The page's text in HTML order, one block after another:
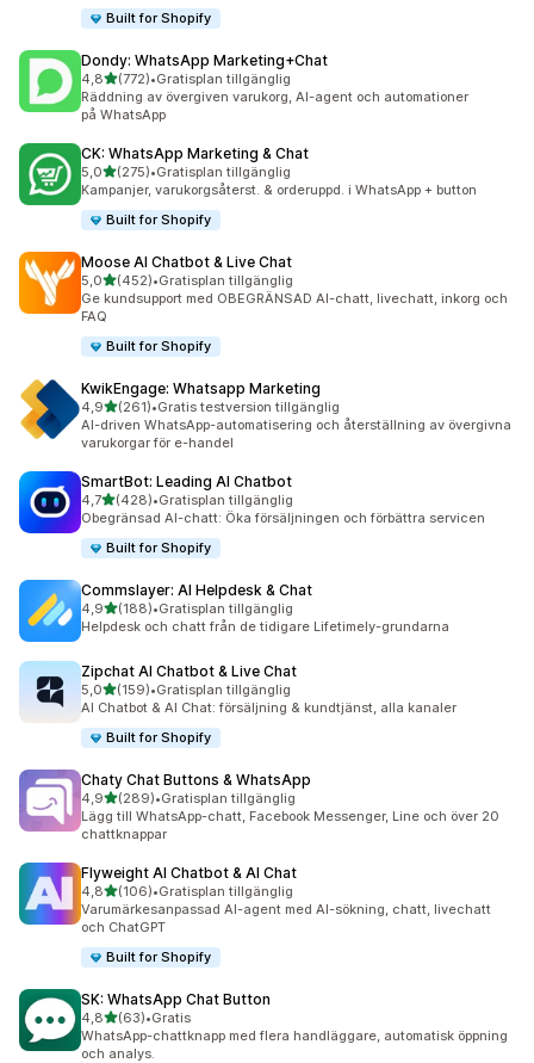
Built for Shopify
Dondy: WhatsApp Marketing+Chat
4,8av 5 stjärnor
(772)
772 recensioner totalt
•Gratisplan tillgänglig
Räddning av övergiven varukorg, AI-agent och automationer
på WhatsApp
CK: WhatsApp Marketing & Chat
5,0av 5 stjärnor
(275)
275 recensioner totalt
•Gratisplan tillgänglig
Kampanjer, varukorgsåterst. & orderuppd. i WhatsApp + button
Built for Shopify
Moose AI Chatbot & Live Chat
5,0av 5 stjärnor
(452)
452 recensioner totalt
•Gratisplan tillgänglig
Ge kundsupport med OBEGRÄNSAD AI-chatt, livechatt, inkorg och
FAQ
Built for Shopify
KwikEngage: Whatsapp Marketing
4,9av 5 stjärnor
(261)
261 recensioner totalt
•Gratis testversion tillgänglig
AI-driven WhatsApp-automatisering och återställning av övergivna
varukorgar för e-handel
SmartBot: Leading AI Chatbot
4,7av 5 stjärnor
(428)
428 recensioner totalt
•Gratisplan tillgänglig
Obegränsad AI-chatt: Öka försäljningen och förbättra servicen
Built for Shopify
Commslayer: AI Helpdesk & Chat
4,9av 5 stjärnor
(188)
188 recensioner totalt
•Gratisplan tillgänglig
Helpdesk och chatt från de tidigare Lifetimely-grundarna
Zipchat AI Chatbot & Live Chat
5,0av 5 stjärnor
(159)
159 recensioner totalt
•Gratisplan tillgänglig
AI Chatbot & AI Chat: försäljning & kundtjänst, alla kanaler
Built for Shopify
Chaty Chat Buttons & WhatsApp
4,9av 5 stjärnor
(289)
289 recensioner totalt
•Gratisplan tillgänglig
Lägg till WhatsApp-chatt, Facebook Messenger, Line och över 20
chattknappar
Flyweight AI Chatbot & AI Chat
4,8av 5 stjärnor
(106)
106 recensioner totalt
•Gratisplan tillgänglig
Varumärkesanpassad AI-agent med AI-sökning, chatt, livechatt
och ChatGPT
Built for Shopify
SK: WhatsApp Chat Button
4,8av 5 stjärnor
(63)
63 recensioner totalt
•Gratis
WhatsApp-chattknapp med flera handläggare, automatisk öppning
och analys.